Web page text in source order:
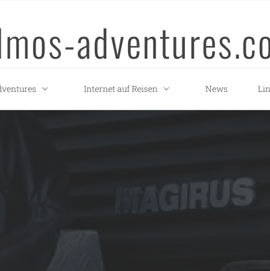
Internet auf Reisen News